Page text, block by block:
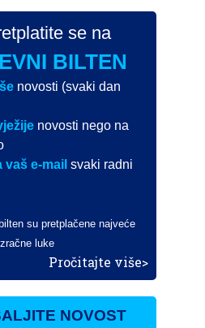
se na
BILTEN
novosti (svaki dan
novosti nego na
vaš e-mail svaki radni
su pretplačene najveće
luke
Pročitajte više>
NOVOST